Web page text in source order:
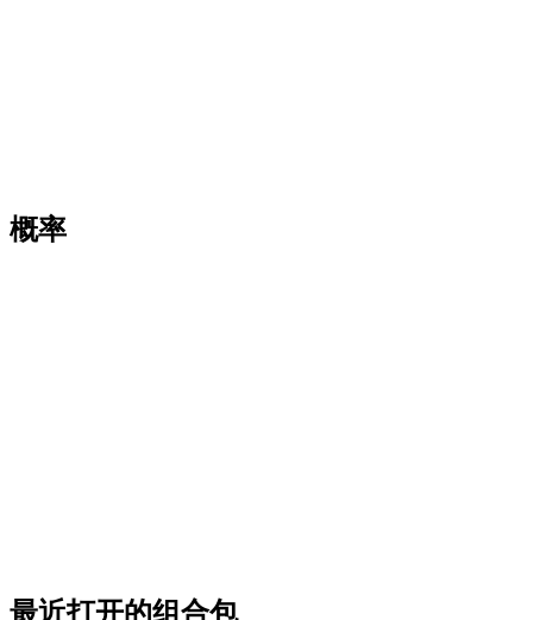
概率
最近打开的组合包